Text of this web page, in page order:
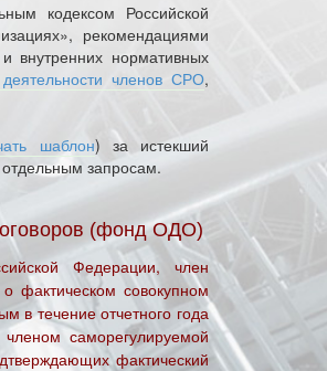
кодексом Российской
рекомендациями
и внутренних нормативных
членов СРО,
шаблон) за истекший
запросам.
(фонд ОДО)
Федерации, член
фактическом совокупном
в течение отчетного года
саморегулируемой
фактический